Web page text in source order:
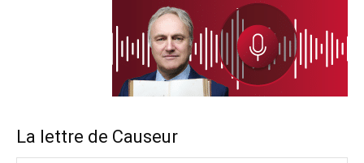
La lettre de Causeur